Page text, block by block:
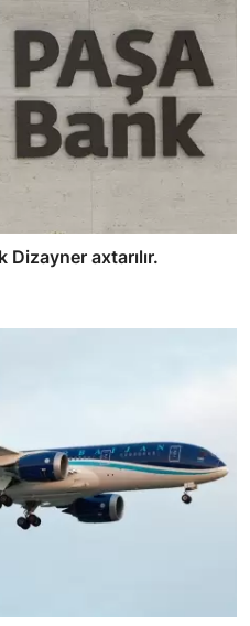
axtarılır.